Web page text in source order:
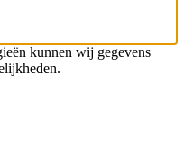
kunnen wij gegevens